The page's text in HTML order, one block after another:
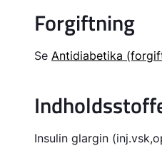
Forgiftning
Se Antidiabetika
Insulin glargin